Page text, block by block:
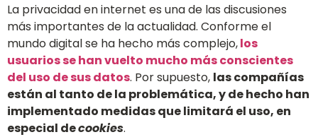
La privacidad en internet es una de las discusiones
más importantes de la actualidad. Conforme el
mundo digital se ha hecho más complejo,los
usuarios se han vuelto mucho más conscientes
del uso de sus datos. Por supuesto, las compañías
están al tanto de la problemática, y de hecho han
implementado medidas que limitará el uso, en
especial decookies.